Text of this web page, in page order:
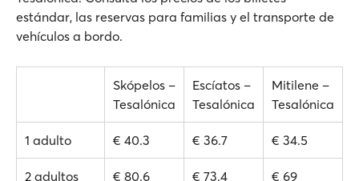
estándar, las reservas para familias y el transporte de
vehículos a bordo.
Skópelos –
Tesalónica
Escíatos –
Tesalónica
Mitilene –
Tesalónica
1 adulto € 40.3 € 36.7 € 34.5
2 adultos € 80.6 € 73.4 € 69